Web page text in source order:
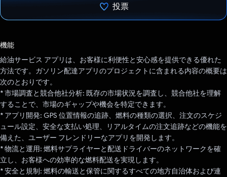
投票
機能
給油サービス アプリは、お客様に利便性と安心感を提供できる優れた
方法です。ガソリン配達アプリのプロジェクトに含まれる内容の概要は
次のとおりです。
* 市場調査と競合他社分析: 既存の市場状況を調査し、競合他社を理解
することで、市場のギャップや機会を特定できます。
* アプリ開発: GPS 位置情報の追跡、燃料の種類の選択、注文のスケジ
ュール設定、安全な支払い処理、リアルタイムの注文追跡などの機能を
備えた、ユーザー フレンドリーなアプリを開発します。
* 物流と運用: 燃料サプライヤーと配送ドライバーのネットワークを確
立し、お客様への効率的な燃料配送を実現します。
* 安全と規制: 燃料の輸送と保管に関するすべての地方自治体および連